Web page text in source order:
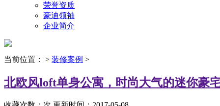
荣誉资质
豪迪领袖
企业简介
当前位置： > 装修案例 >
北欧风loft单身公寓，时尚大气的迷你豪